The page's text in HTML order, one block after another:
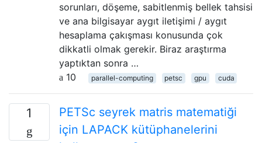
sorunları, döşeme, sabitlenmiş bellek tahsisi
ve ana bilgisayar aygıt iletişimi / aygıt
hesaplama çakışması konusunda çok
dikkatli olmak gerekir. Biraz araştırma
yaptıktan sonra …
10
parallel-computing petsc gpu cuda
1
PETSc seyrek matris matematiği
için LAPACK kütüphanelerini